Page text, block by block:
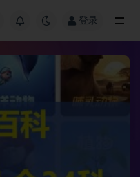
登录